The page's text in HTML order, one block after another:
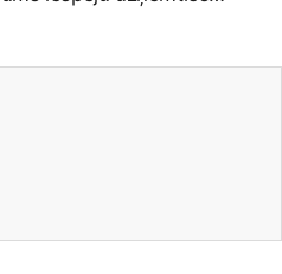
Skanstes iela 3.